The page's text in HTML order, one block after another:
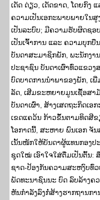
ເດັດ ດ່ຽວ, ເດັດຂາດ, ໂດຍກົງ
ຄວາມເປັນເອກະພາບພາຍໃນ
ເປັນລະບົບ; ມີຄວາມຮັບຜິດຊອ
ເປັນເຈົ້າການ ແລະ ຄວາມບຸກ
ບັນດາສະມາຊິກພັກ, ພະນັກງາ
ປະຊາຊົນ ບັນດາເຜົ່າທົ່ວແຂວງ
ບົດບາດການນຳພາຂອງພັກ, ເ
ລັດ, ເສີມຂະຫຍາຍມູນເຊື້ອສ
ບັນດາເຜົ່າ, ສ້າງເສດຖະກິດເອ
ເຂດແຄວ້ນ ກ້າວຂຶ້ນຕາມທິດສີ
ໂອກາດນີ້, ສະຫາຍ ພົນເອກ ຈັ
ເນັ້ນໜັກໃຫ້ບັນດາຜູ້ແທນກອງປ
ຊຸດໃໝ່ ເອົາໃຈໃສ່ຕື່ມເປັນຕົ້ນ:
ຊາດ-ປ້ອງກັນຄວາມສະຫງົບທົ່
ພັດທະນາຊົນນະ ບົດ ລົບລ້າງຄ
ຫັນກຳລັງລົງກໍ່ສ້າງຮາກຖານກ